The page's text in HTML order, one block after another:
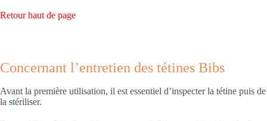
Retour haut de page
Concernant l’entretien des tétines Bibs
Avant la première utilisation, il est essentiel d’inspecter la tétine puis de
la stériliser.